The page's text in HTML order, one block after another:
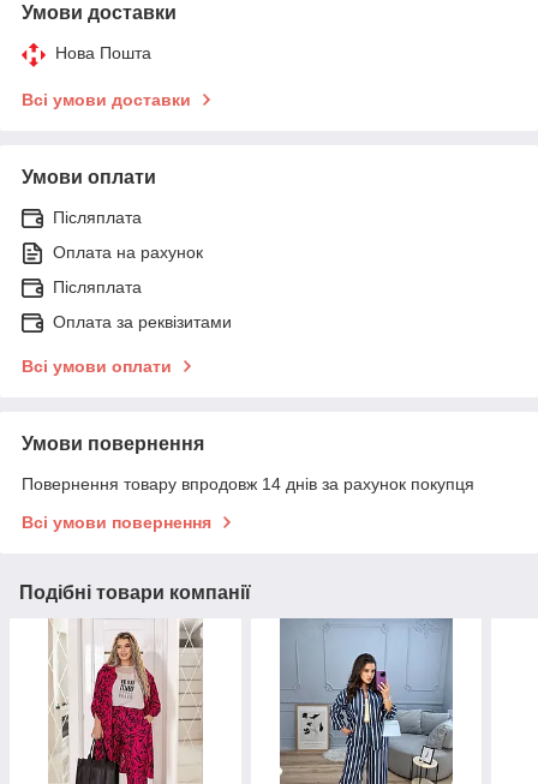
Умови доставки
Нова Пошта
Всі умови доставки
Умови оплати
Післяплата
Оплата на рахунок
Післяплата
Оплата за реквізитами
Всі умови оплати
Умови повернення
Повернення товару впродовж 14 днів за рахунок покупця
Всі умови повернення
Подібні товари компанії